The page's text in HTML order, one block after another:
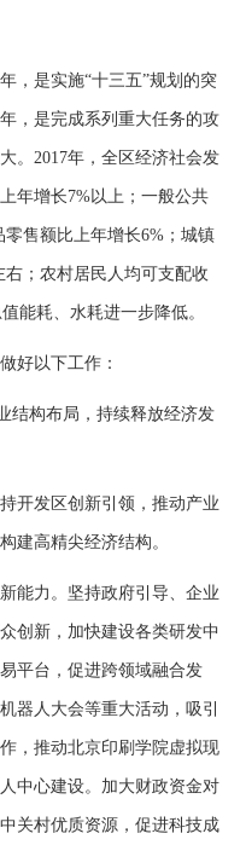
是实施“十三五”规划的突
，是完成系列重大任务的攻
。2017年，全区经济社会发
年增长7%以上；一般公共
售额比上年增长6%；城镇
；农村居民人均可支配收
能耗、水耗进一步降低。
以下工作：
构布局，持续释放经济发
发区创新引领，推动产业
建高精尖经济结构。
力。坚持政府引导、企业
创新，加快建设各类研发中
平台，促进跨领域融合发
器人大会等重大活动，吸引
，推动北京印刷学院虚拟现
中心建设。加大财政资金对
关村优质资源，促进科技成